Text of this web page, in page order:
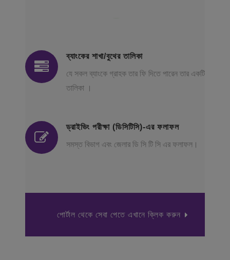
ব্যাংকের শাখা/বুথের তালিকা
যে সকল ব্যাংকে গ্রাহক তার ফি দিতে পারেন তার একটি
তালিকা ।
ড্রাইভিং পরীক্ষা (ডিসিটিসি)-এর ফলাফল
সমস্ত বিভাগ এবং জেলার ডি সি টি সি এর ফলাফল।
পোর্টাল থেকে সেবা পেতে এখানে ক্লিক করুন